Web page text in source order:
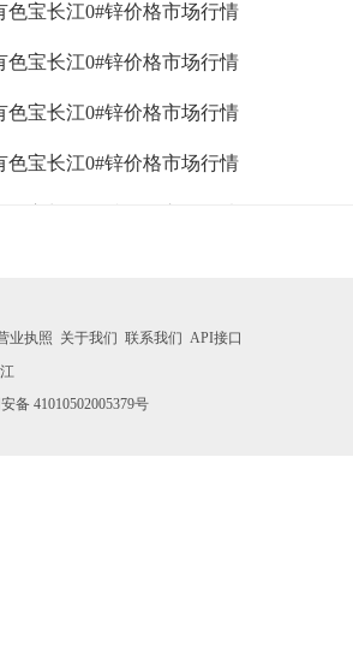
色宝长江0#锌价格市场行情
色宝长江0#锌价格市场行情
色宝长江0#锌价格市场行情
色宝长江0#锌价格市场行情
色宝长江0#锌价格市场行情
色宝长江0#锌价格市场行情
业执照 关于我们 联系我们 API接口
备 41010502005379号